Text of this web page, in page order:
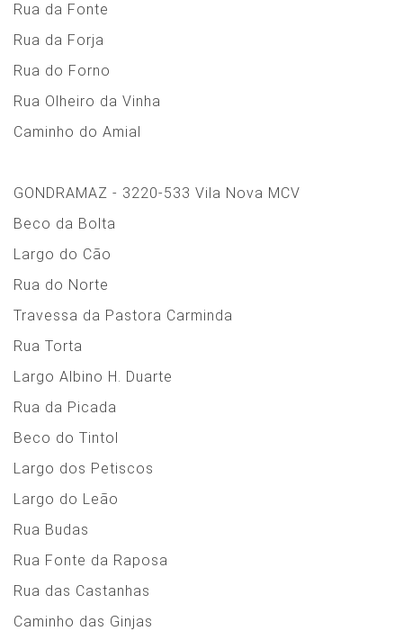
Rua da Fonte
Rua da Forja
Rua do Forno
Rua Olheiro da Vinha
Caminho do Amial
GONDRAMAZ - 3220-533 Vila Nova MCV
Beco da Bolta
Largo do Cão
Rua do Norte
Travessa da Pastora Carminda
Rua Torta
Largo Albino H. Duarte
Rua da Picada
Beco do Tintol
Largo dos Petiscos
Largo do Leão
Rua Budas
Rua Fonte da Raposa
Rua das Castanhas
Caminho das Ginjas